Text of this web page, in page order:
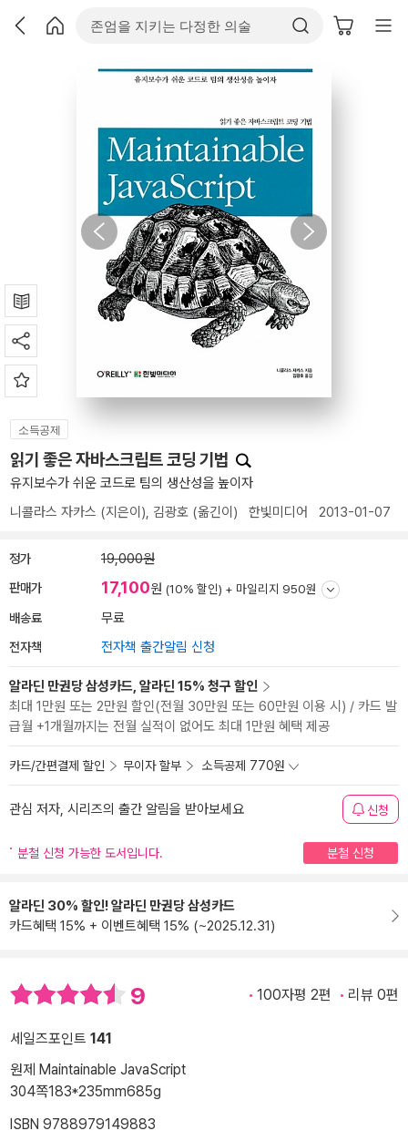
소득공제
읽기 좋은 자바스크립트 코딩 기법
유지보수가 쉬운 코드로 팀의 생산성을 높이자
니콜라스 자카스 (지은이), 김광호 (옮긴이) 한빛미디어 2013-01-07
정가 19,000원
판매가 17,100원 (10% 할인) + 마일리지 950원
배송료 무료
전자책 전자책 출간알림 신청
알라딘 만권당 삼성카드, 알라딘 15% 청구 할인
최대 1만원 또는 2만원 할인(전월 30만원 또는 60만원 이용 시) / 카드 발
급월 +1개월까지는 전월 실적이 없어도 최대 1만원 혜택 제공
카드/간편결제 할인 무이자 할부 소득공제 770원
관심 저자, 시리즈의 출간 알림을 받아보세요 신청
분철 신청 가능한 도서입니다. 분철 신청
알라딘 30% 할인! 알라딘 만권당 삼성카드
카드혜택 15% + 이벤트혜택 15% (~2025.12.31)
9 100자평 2편 리뷰 0편
세일즈포인트 141
원제 Maintainable JavaScript
304쪽183*235mm685g
ISBN 9788979149883